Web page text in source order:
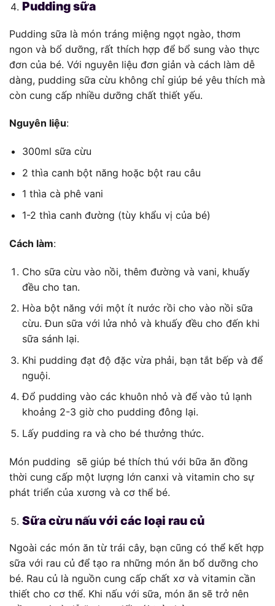
Pudding sữa
Pudding sữa là món tráng miệng ngọt ngào, thơm
ngon và bổ dưỡng, rất thích hợp để bổ sung vào thực
đơn của bé. Với nguyên liệu đơn giản và cách làm dễ
dàng, pudding sữa cừu không chỉ giúp bé yêu thích mà
còn cung cấp nhiều dưỡng chất thiết yếu.
Nguyên liệu:
300ml sữa cừu
2 thìa canh bột năng hoặc bột rau câu
1 thìa cà phê vani
1-2 thìa canh đường (tùy khẩu vị của bé)
Cách làm:
Cho sữa cừu vào nồi, thêm đường và vani, khuấy
đều cho tan.
Hòa bột năng với một ít nước rồi cho vào nồi sữa
cừu. Đun sữa với lửa nhỏ và khuấy đều cho đến khi
sữa sánh lại.
Khi pudding đạt độ đặc vừa phải, bạn tắt bếp và để
nguội.
Đổ pudding vào các khuôn nhỏ và để vào tủ lạnh
khoảng 2-3 giờ cho pudding đông lại.
Lấy pudding ra và cho bé thưởng thức.
Món pudding sẽ giúp bé thích thú với bữa ăn đồng
thời cung cấp một lượng lớn canxi và vitamin cho sự
phát triển của xương và cơ thể bé.
Sữa cừu nấu với các loại rau củ
Ngoài các món ăn từ trái cây, bạn cũng có thể kết hợp
sữa với rau củ để tạo ra những món ăn bổ dưỡng cho
bé. Rau củ là nguồn cung cấp chất xơ và vitamin cần
thiết cho cơ thể. Khi nấu với sữa, món ăn sẽ trở nên